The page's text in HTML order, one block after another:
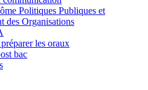
Politiques Publiques et
des Organisations
les oraux
bac